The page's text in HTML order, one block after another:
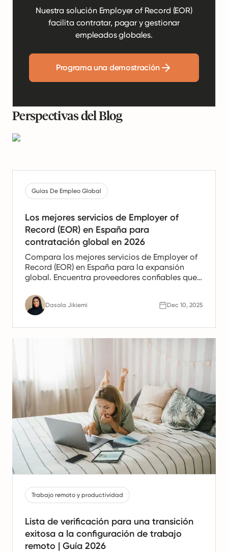
Nuestra solución Employer of Record (EOR)
facilita contratar, pagar y gestionar
empleados globales.
Programa una demostración
Perspectivas del Blog
Guías De Empleo Global
Los mejores servicios de Employer of
Record (EOR) en España para
contratación global en 2026
Compara los mejores servicios de Employer of
Record (EOR) en España para la expansión
global. Encuentra proveedores confiables que
y cumplimiento para equipos españoles.
Dasola Jikiemi Dec 10, 2025
Trabajo remoto y productividad
Lista de verificación para una transición
exitosa a la configuración de trabajo
remoto | Guía 2026